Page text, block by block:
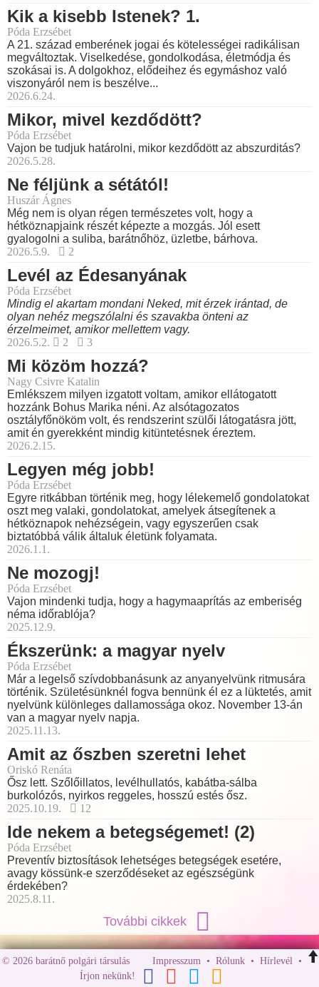
Kik a kisebb Istenek? 1.
Póda Erzsébet
A 21. század emberének jogai és kötelességei radikálisan
megváltoztak. Viselkedése, gondolkodása, életmódja és
szokásai is. A dolgokhoz, elődeihez és egymáshoz való
viszonyáról nem is beszélve...
2026.6.24.
Mikor, mivel kezdődött?
Póda Erzsébet
Vajon be tudjuk határolni, mikor kezdődött az abszurditás?
2026.5.28.
Ne féljünk a sétától!
Huszár Ágnes
Még nem is olyan régen természetes volt, hogy a
hétköznapjaink részét képezte a mozgás. Jól esett
gyalogolni a suliba, barátnőhöz, üzletbe, bárhova.
2026.5.9.
2
Levél az Édesanyának
Póda Erzsébet
Mindig el akartam mondani Neked, mit érzek irántad, de
olyan nehéz megszólalni és szavakba önteni az
érzelmeimet, amikor mellettem vagy.
2026.5.2.
2 3
Mi közöm hozzá?
Nagy Csivre Katalin
Emlékszem milyen izgatott voltam, amikor ellátogatott
hozzánk Bohus Marika néni. Az alsótagozatos
osztályfőnököm volt, és rendszerint szülői látogatásra jött,
amit én gyerekként mindig kitüntetésnek éreztem.
2026.2.15.
Legyen még jobb!
Póda Erzsébet
Egyre ritkábban történik meg, hogy lélekemelő gondolatokat
oszt meg valaki, gondolatokat, amelyek átsegítenek a
hétköznapok nehézségein, vagy egyszerűen csak
biztatóbbá válik általuk életünk folyamata.
2026.1.1.
Ne mozogj!
Póda Erzsébet
Vajon mindenki tudja, hogy a hagymaaprítás az emberiség
néma időrablója?
2025.12.9.
Ékszerünk: a magyar nyelv
Póda Erzsébet
Már a legelső szívdobbanásunk az anyanyelvünk ritmusára
történik. Születésünknél fogva bennünk él ez a lüktetés, amit
nyelvünk különleges dallamossága okoz. November 13-án
van a magyar nyelv napja.
2025.11.13.
Amit az őszben szeretni lehet
Oriskó Renáta
Ősz lett. Szőlőillatos, levélhullatós, kabátba-sálba
burkolózós, nyirkos reggeles, hosszú estés ősz.
2025.10.19.
12
Ide nekem a betegségemet! (2)
Póda Erzsébet
Preventív biztosítások lehetséges betegségek esetére,
avagy kössünk-e szerződéseket az egészségünk
érdekében?
2025.8.11.
További cikkek
© 2026 barátnő polgári társulás Impresszum• Rólunk• Hírlevél•
Írjon nekünk!